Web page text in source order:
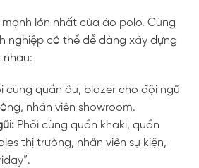
mạnh lớn nhất của áo polo. Cùng
nghiệp có thể dễ dàng xây dựng
nhau:
cùng quần âu, blazer cho đội ngũ
nhân viên showroom.
Phối cùng quần khaki, quần
thị trường, nhân viên sự kiện,